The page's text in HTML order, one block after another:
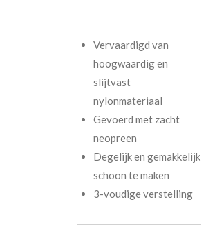
Vervaardigd van
hoogwaardig en
slijtvast
nylonmateriaal
Gevoerd met zacht
neopreen
Degelijk en gemakkelijk
schoon te maken
3-voudige verstelling